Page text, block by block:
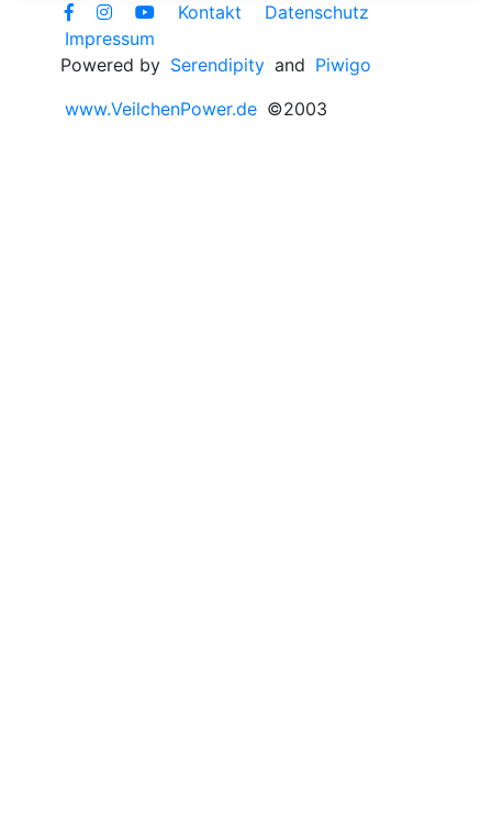
Kontakt
Datenschutz
Impressum
Powered by Serendipity and Piwigo
www.VeilchenPower.de ©2003